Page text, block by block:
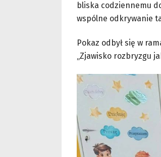
bliska codziennemu
wspólne odkrywanie
Pokaz odbył się w
„Zjawisko rozbryzgu